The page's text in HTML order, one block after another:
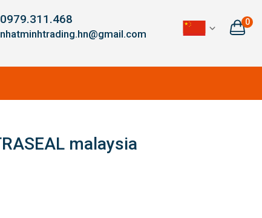
0979.311.468
nhatminhtrading.hn@gmail.com
0
malaysia